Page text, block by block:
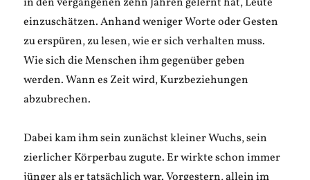
einzuschätzen. Anhand weniger Worte oder Gesten
zu erspüren, zu lesen, wie er sich verhalten muss.
Wie sich die Menschen ihm gegenüber geben
werden. Wann es Zeit wird, Kurzbeziehungen
abzubrechen.
Dabei kam ihm sein zunächst kleiner Wuchs, sein
zierlicher Körperbau zugute. Er wirkte schon immer